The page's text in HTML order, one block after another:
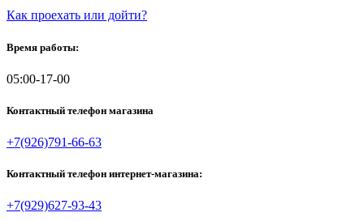
Как проехать или дойти?
Время работы:
05:00-17-00
Контактный телефон магазина
+7(926)791-66-63
Контактный телефон интернет-магазина:
+7(929)627-93-43